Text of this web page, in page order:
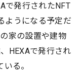
で発行されたNFT
ようになる予定だ
家の設置や建物
HEXAで発行され
る。